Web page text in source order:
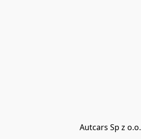
Autcars Sp z o.o.